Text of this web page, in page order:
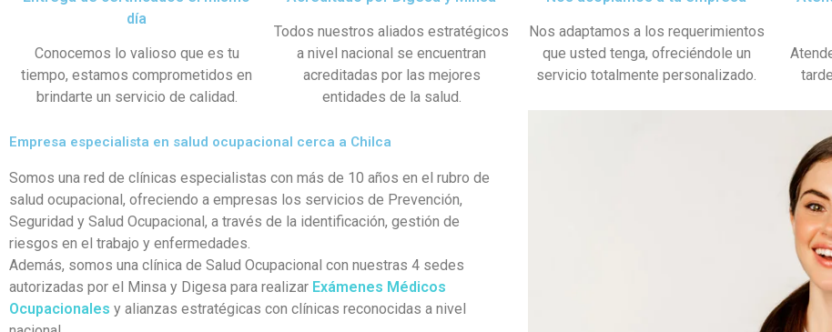
día
Conocemos lo valioso que es tu
tiempo, estamos comprometidos en
brindarte un servicio de calidad.
Todos nuestros aliados estratégicos
a nivel nacional se encuentran
acreditadas por las mejores
entidades de la salud.
Nos adaptamos a los requerimientos
que usted tenga, ofreciéndole un
servicio totalmente personalizado.
Empresa especialista en salud ocupacional cerca a Chilca
Somos una red de clínicas especialistas con más de 10 años en el rubro de
salud ocupacional, ofreciendo a empresas los servicios de Prevención,
Seguridad y Salud Ocupacional, a través de la identificación, gestión de
riesgos en el trabajo y enfermedades.
Además, somos una clínica de Salud Ocupacional con nuestras 4 sedes
autorizadas por el Minsa y Digesa para realizar Exámenes Médicos
Ocupacionales y alianzas estratégicas con clínicas reconocidas a nivel